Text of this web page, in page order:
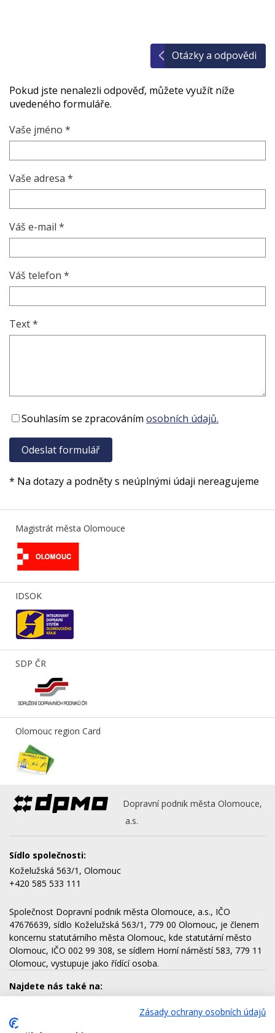
Otázky a odpovědi
Pokud jste nenalezli odpověď, můžete využít níže
uvedeného formuláře.
Vaše jméno *
Vaše adresa *
Váš e-mail *
Váš telefon *
Text *
Souhlasím se zpracováním osobních údajů.
* Na dotazy a podněty s neúplnými údaji nereagujeme
Magistrát města Olomouce
IDSOK
SDP ČR
Olomouc region Card
Dopravní podnik města Olomouce,
a.s.
Sídlo společnosti:
Koželužská 563/1, Olomouc
+420 585 533 111
Společnost Dopravní podnik města Olomouce, a.s., IČO
47676639, sídlo Koželužská 563/1, 779 00 Olomouc, je členem
koncernu statutárního města Olomouc, kde statutární město
Olomouc, IČO 002 99 308, se sídlem Horní náměstí 583, 779 11
Olomouc, vystupuje jako řídící osoba.
Najdete nás také na:
Zásady ochrany osobních údajů